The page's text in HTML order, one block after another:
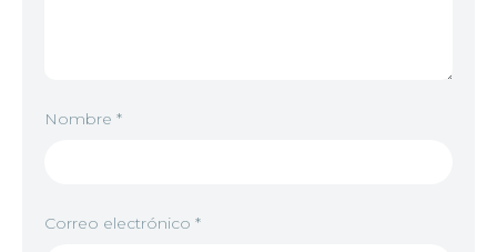
Nombre *
Correo electrónico *